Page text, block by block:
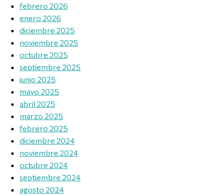
febrero 2026
enero 2026
diciembre 2025
noviembre 2025
octubre 2025
septiembre 2025
junio 2025
mayo 2025
abril 2025
marzo 2025
febrero 2025
diciembre 2024
noviembre 2024
octubre 2024
septiembre 2024
agosto 2024